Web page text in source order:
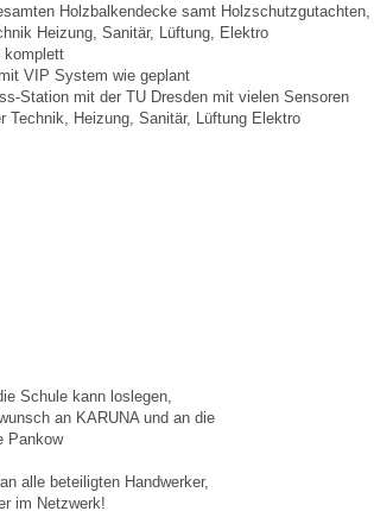
Holzbalkendecke samt
Heizung, Sanitär, Lüftung, Elektro
komplett
VIP System wie geplant
Station mit der TU Dresden mit vielen Sensoren
Technik, Heizung, Sanitär, Lüftung Elektro
Schule kann loslegen,
an KARUNA und an die
Pankow
alle beteiligten Handwerker,
im Netzwerk!